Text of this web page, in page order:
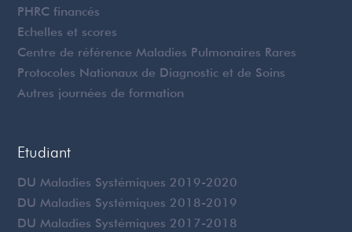
PHRC financés
Echelles et scores
Centre de référence Maladies Pulmonaires Rares
Protocoles Nationaux de Diagnostic et de Soins
Autres journées de formation
Etudiant
DU Maladies Systémiques 2019-2020
DU Maladies Systémiques 2018-2019
DU Maladies Systémiques 2017-2018